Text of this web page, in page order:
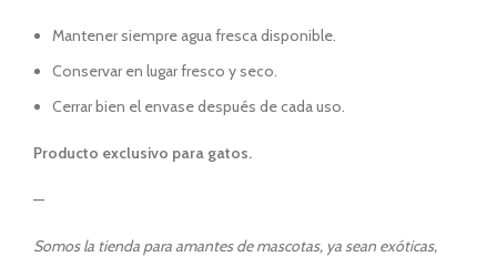
Mantener siempre agua fresca disponible.
Conservar en lugar fresco y seco.
Cerrar bien el envase después de cada uso.
Producto exclusivo para gatos.
—
Somos la tienda para amantes de mascotas, ya sean exóticas,